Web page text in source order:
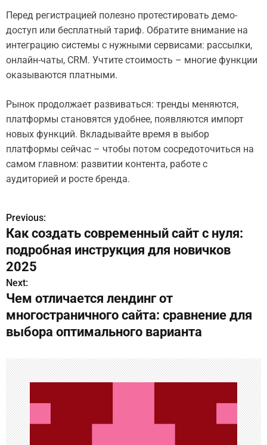
Перед регистрацией полезно протестировать демо-
доступ или бесплатный тариф. Обратите внимание на
интеграцию системы с нужными сервисами: рассылки,
онлайн-чаты, CRM. Учтите стоимость – многие функции
оказываются платными.
Рынок продолжает развиваться: тренды меняются,
платформы становятся удобнее, появляются импорт
новых функций. Вкладывайте время в выбор
платформы сейчас – чтобы потом сосредоточиться на
самом главном: развитии контента, работе с
аудиторией и росте бренда.
Н
а
в
и
г
а
ц
и
я
п
Previous:
Как создать современный сайт с нуля:
подробная инструкция для новичков
2025
Next:
Чем отличается лендинг от
многостраничного сайта: сравнение для
выбора оптимального варианта